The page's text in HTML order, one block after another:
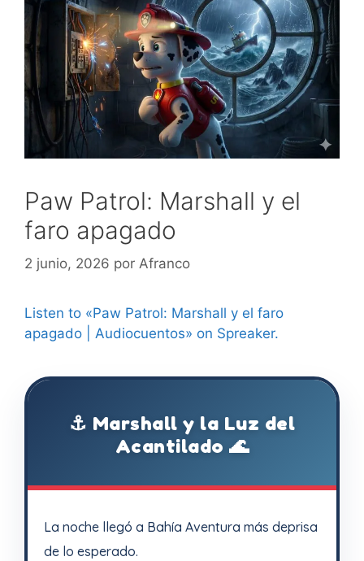
Paw Patrol: Marshall y el
faro apagado
2 junio, 2026 por Afranco
Listen to «Paw Patrol: Marshall y el faro
apagado | Audiocuentos» on Spreaker.
⚓ Marshall y la Luz del
Acantilado 🌊
La noche llegó a Bahía Aventura más deprisa
de lo esperado.